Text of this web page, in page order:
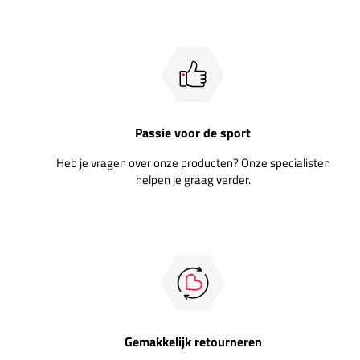
Passie voor de sport
Heb je vragen over onze producten? Onze specialisten
helpen je graag verder.
Gemakkelijk retourneren